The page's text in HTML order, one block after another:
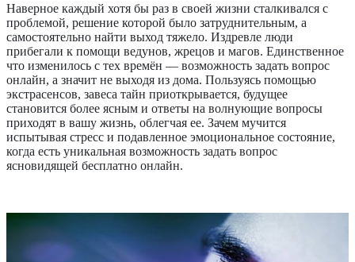
Наверное каждый хотя бы раз в своей жизни сталкивался с
проблемой, решение которой было затруднительным, а
самостоятельно найти выход тяжело. Издревле люди
прибегали к помощи ведунов, жрецов и магов. Единственное
что изменилось с тех времён — возможность задать вопрос
онлайн, а значит не выходя из дома. Пользуясь помощью
экстрасенсов, завеса тайн приоткрывается, будущее
становится более ясным и ответы на волнующие вопросы
приходят в вашу жизнь, облегчая ее. Зачем мучится
испытывая стресс и подавленное эмоциональное состояние,
когда есть уникальная возможность задать вопрос
ясновидящей бесплатно онлайн.